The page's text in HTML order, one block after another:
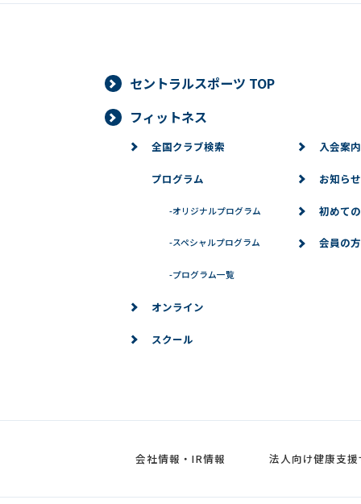
セントラルスポーツ TOP
フィットネス
全国クラブ検索
プログラム
-オリジナルプログラム
-スペシャルプログラム
-プログラム一覧
オンライン
スクール
入会案内
お知らせ
初めて
会員の
会社情報・IR情報 法人向け健康支